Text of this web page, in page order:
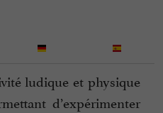
ludique et physique
d’expérimenter